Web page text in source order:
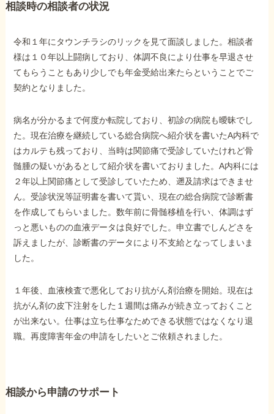
他社と何が違うの？
当事務所に
依頼するメリット
お電話でのお問い合わせ
089-907-3797
相談時の相談者の状況
令和１年にタウンチラシのリックを見て面談しました。相談者
様は１０年以上闘病しており、体調不良により仕事を早退させ
てもらうこともあり少しでも年金受給出来たらということでご
契約となりました。
病名が分かるまで何度か転院しており、初診の病院も曖昧でし
た。現在治療を継続している総合病院へ紹介状を書いたA内科で
はカルテも残っており、当時は関節痛で受診していたけれど骨
髄腫の疑いがあるとして紹介状を書いておりました。A内科には
２年以上関節痛として受診していたため、遡及請求はできませ
ん。受診状況等証明書を書いて貰い、現在の総合病院で診断書
を作成してもらいました。数年前に骨髄移植を行い、体調はず
っと悪いものの血液データは良好でした。申立書でしんどさを
訴えましたが、診断書のデータにより不支給となってしまいま
した。
１年後、血液検査で悪化しており抗がん剤治療を開始。現在は
抗がん剤の皮下注射をした１週間は痛みが続き立っておくこと
が出来ない。仕事は立ち仕事なためできる状態ではなくなり退
職。再度障害年金の申請をしたいとご依頼されました。
相談から申請のサポート